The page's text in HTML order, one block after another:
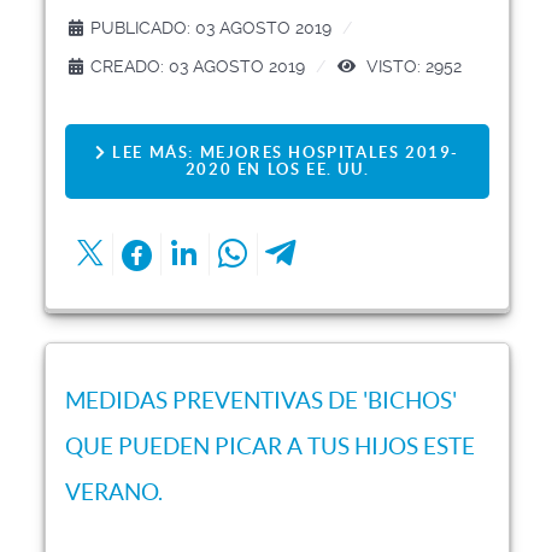
PUBLICADO: 03 AGOSTO 2019
CREADO: 03 AGOSTO 2019
VISTO: 2952
LEE MÁS: MEJORES HOSPITALES 2019-
2020 EN LOS EE. UU.
MEDIDAS PREVENTIVAS DE 'BICHOS'
QUE PUEDEN PICAR A TUS HIJOS ESTE
VERANO.